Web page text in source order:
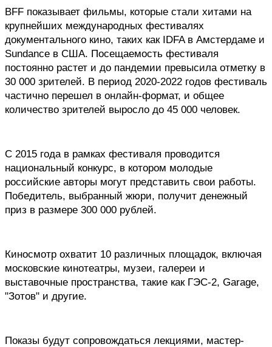
BFF показывает фильмы, которые стали хитами на
крупнейших международных фестивалях
документального кино, таких как IDFA в Амстердаме и
Sundance в США. Посещаемость фестиваля
постоянно растет и до пандемии превысила отметку в
30 000 зрителей. В период 2020-2022 годов фестиваль
частично перешел в онлайн-формат, и общее
количество зрителей выросло до 45 000 человек.
С 2015 года в рамках фестиваля проводится
национальный конкурс, в котором молодые
российские авторы могут представить свои работы.
Победитель, выбранный жюри, получит денежный
приз в размере 300 000 рублей.
Киносмотр охватит 10 различных площадок, включая
московские кинотеатры, музеи, галереи и
выставочные пространства, такие как ГЭС-2, Garage,
"Зотов" и другие.
Показы будут сопровождаться лекциями, мастер-